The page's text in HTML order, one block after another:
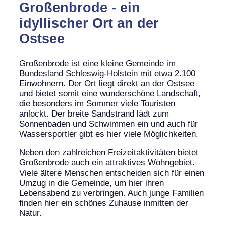
Großenbrode - ein
idyllischer Ort an der
Ostsee
Großenbrode ist eine kleine Gemeinde im
Bundesland Schleswig-Holstein mit etwa 2.100
Einwohnern. Der Ort liegt direkt an der Ostsee
und bietet somit eine wunderschöne Landschaft,
die besonders im Sommer viele Touristen
anlockt. Der breite Sandstrand lädt zum
Sonnenbaden und Schwimmen ein und auch für
Wassersportler gibt es hier viele Möglichkeiten.
Neben den zahlreichen Freizeitaktivitäten bietet
Großenbrode auch ein attraktives Wohngebiet.
Viele ältere Menschen entscheiden sich für einen
Umzug in die Gemeinde, um hier ihren
Lebensabend zu verbringen. Auch junge Familien
finden hier ein schönes Zuhause inmitten der
Natur.